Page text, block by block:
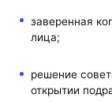
заверенная
лица;
решение
открытии